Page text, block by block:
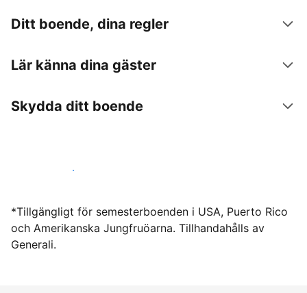
Ditt boende, dina regler
Lär känna dina gäster
Skydda ditt boende
Hyr ut hos oss idag
*Tillgängligt för semesterboenden i USA, Puerto Rico
och Amerikanska Jungfruöarna. Tillhandahålls av
Generali.